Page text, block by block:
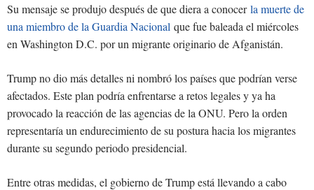
Su mensaje se produjo después de que diera a conocerla muerte de
una miembro de la Guardia Nacional que fue baleada el miércoles
en Washington D.C. por un migrante originario de Afganistán.
Trump no dio más detalles ni nombró los países que podrían verse
afectados. Este plan podría enfrentarse a retos legales y ya ha
provocado la reacción de las agencias de la ONU. Pero la orden
representaría un endurecimiento de su postura hacia los migrantes
durante su segundo periodo presidencial.
Entre otras medidas, el gobierno de Trump está llevando a cabo